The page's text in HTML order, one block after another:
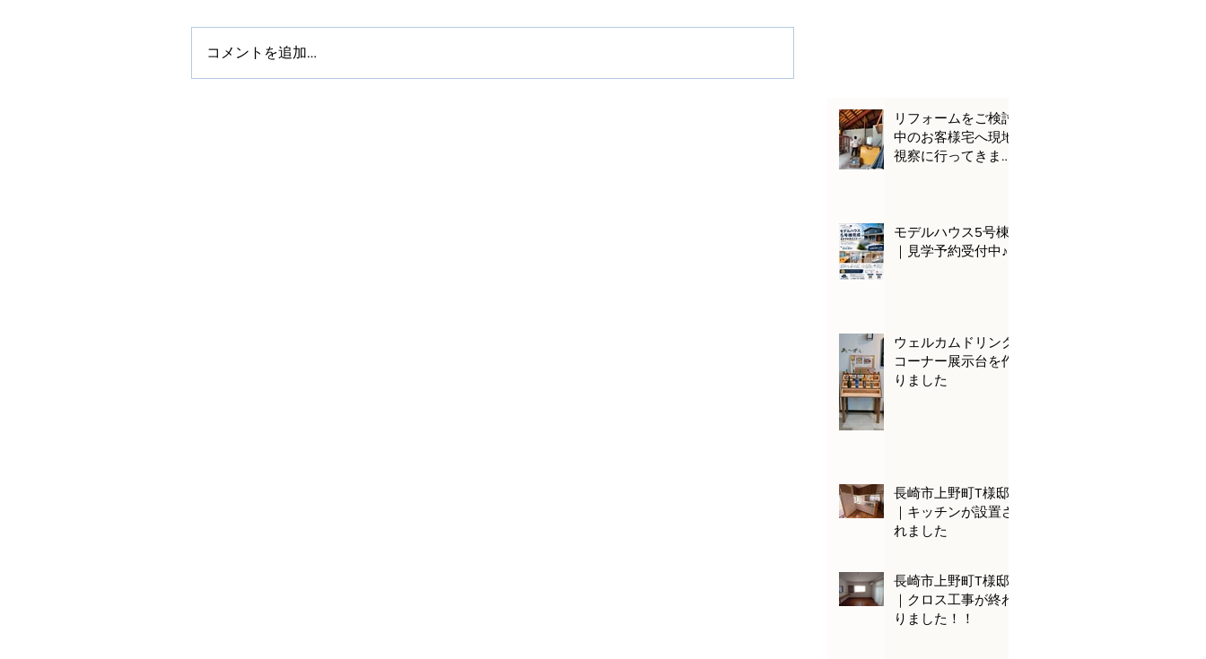
コメントを追加…
リフォームをご検討
中のお客様宅へ現地
視察に行ってきまし
モデルハウス5号棟
｜見学予約受付中♪
ウェルカムドリンク
コーナー展示台を作
りました
長崎市上野町T様邸
｜キッチンが設置さ
れました
長崎市上野町T様邸
｜クロス工事が終わ
りました！！